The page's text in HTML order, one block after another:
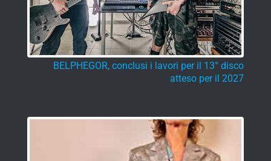
BELPHEGOR, conclusi i lavori per il 13° disco
atteso per il 2027